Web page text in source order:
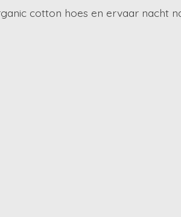
cotton hoes en ervaar nacht